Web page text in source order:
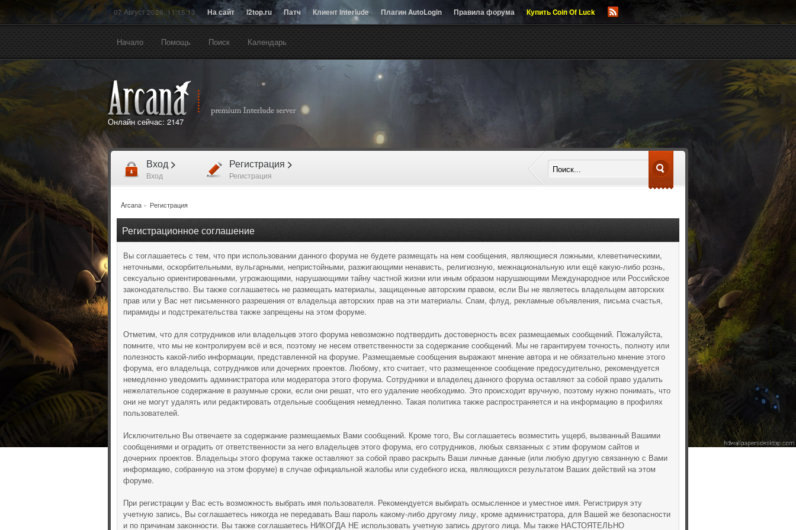
07 Август 2026, 11:15:13 На сайт l2top.ru Патч Клиент Interlude Плагин AutoLogin Правила форума Купить Coin Of Luck
Начало Помощь Поиск Календарь
Онлайн сейчас: 2147
Вход >
Вход
Регистрация >
Регистрация
Arcana» Регистрация
Регистрационное соглашение
Вы соглашаетесь с тем, что при использовании данного форума не будете размещать на нем сообщения, являющиеся ложными, клеветническими,
неточными, оскорбительными, вульгарными, непристойными, разжигающими ненависть, религиозную, межнациональную или ещё какую-либо рознь,
сексуально ориентированными, угрожающими, нарушающими тайну частной жизни или иным образом нарушающими Международное или Российское
законодательство. Вы также соглашаетесь не размещать материалы, защищенные авторским правом, если Вы не являетесь владельцем авторских
прав или у Вас нет письменного разрешения от владельца авторских прав на эти материалы. Спам, флуд, рекламные объявления, письма счастья,
пирамиды и подстрекательства также запрещены на этом форуме.
Отметим, что для сотрудников или владельцев этого форума невозможно подтвердить достоверность всех размещаемых сообщений. Пожалуйста,
помните, что мы не контролируем всё и вся, поэтому не несем ответственности за содержание сообщений. Мы не гарантируем точность, полноту или
полезность какой-либо информации, представленной на форуме. Размещаемые сообщения выражают мнение автора и не обязательно мнение этого
форума, его владельца, сотрудников или дочерних проектов. Любому, кто считает, что размещенное сообщение предосудительно, рекомендуется
немедленно уведомить администратора или модератора этого форума. Сотрудники и владелец данного форума оставляют за собой право удалить
нежелательное содержание в разумные сроки, если они решат, что его удаление необходимо. Это происходит вручную, поэтому нужно понимать, что
они не могут удалять или редактировать отдельные сообщения немедленно. Такая политика также распространяется и на информацию в профилях
пользователей.
Исключительно Вы отвечаете за содержание размещаемых Вами сообщений. Кроме того, Вы соглашаетесь возместить ущерб, вызванный Вашими
сообщениями и оградить от ответственности за него владельцев этого форума, его сотрудников, любых связанных с этим форумом сайтов и
дочерних проектов. Владельцы этого форума также оставляют за собой право раскрыть Ваши личные данные (или любую другую связанную с Вами
информацию, собранную на этом форуме) в случае официальной жалобы или судебного иска, являющихся результатом Ваших действий на этом
форуме.
При регистрации у Вас есть возможность выбрать имя пользователя. Рекомендуется выбирать осмысленное и уместное имя. Регистрируя эту
учетную запись, Вы соглашаетесь никогда не передавать Ваш пароль какому-либо другому лицу, кроме администратора, для Вашей же безопасности
и по причинам законности. Вы также соглашаетесь НИКОГДА НЕ использовать учетную запись другого лица. Мы также НАСТОЯТЕЛЬНО